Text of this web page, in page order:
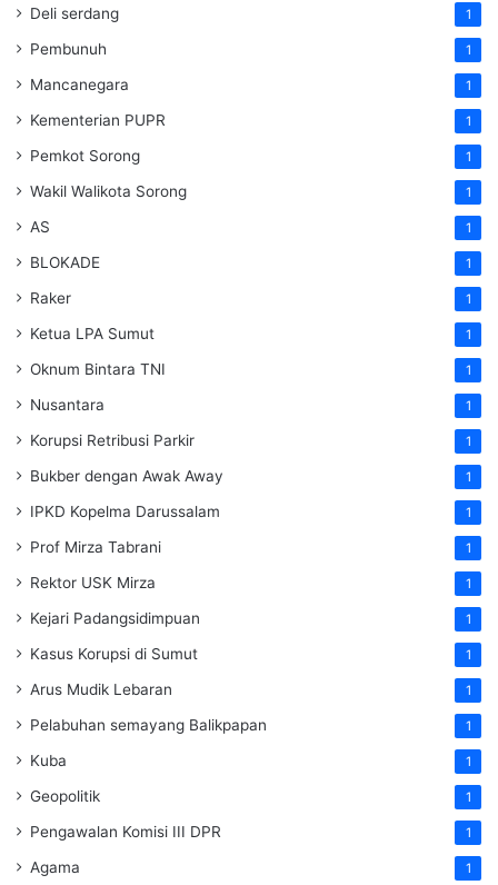
Deli serdang 1
Pembunuh 1
Mancanegara 1
Kementerian PUPR 1
Pemkot Sorong 1
Wakil Walikota Sorong 1
AS 1
BLOKADE 1
Raker 1
Ketua LPA Sumut 1
Oknum Bintara TNI 1
Nusantara 1
Korupsi Retribusi Parkir 1
Bukber dengan Awak Away 1
IPKD Kopelma Darussalam 1
Prof Mirza Tabrani 1
Rektor USK Mirza 1
Kejari Padangsidimpuan 1
Kasus Korupsi di Sumut 1
Arus Mudik Lebaran 1
Pelabuhan semayang Balikpapan 1
Kuba 1
Geopolitik 1
Pengawalan Komisi III DPR 1
Agama 1